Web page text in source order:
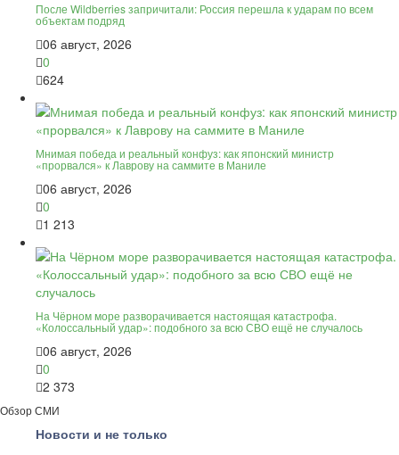
После Wildberries запричитали: Россия перешла к ударам по всем
объектам подряд
06 август, 2026
0
624
Мнимая победа и реальный конфуз: как японский министр
«прорвался» к Лаврову на саммите в Маниле
06 август, 2026
0
1 213
На Чёрном море разворачивается настоящая катастрофа.
«Колоссальный удар»: подобного за всю СВО ещё не случалось
06 август, 2026
0
2 373
Обзор СМИ
Новости и не только